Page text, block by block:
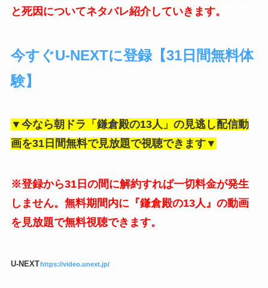
と死因についてネタバレ紹介していきます。
今すぐU-NEXTに登録【31日間無料体
験】
▼今なら朝ドラ「鎌倉殿の13人」の見逃し配信動
画を31日間無料で見放題で視聴できます▼
※登録から31日の間に解約すれば一切料金が発生
しません。無料期間内に『鎌倉殿の13人』の動画
を見放題で無料視聴できます。
U-NEXThttps://video.unext.jp/